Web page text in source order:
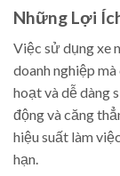
Những Lợi
Việc sử dụng xe
doanh nghiệp
hoạt và dễ dàng
động và căng
hiệu suất làm
hạn.